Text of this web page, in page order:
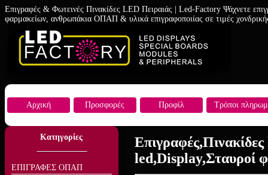
Επιγραφές & Φωτεινές Πινακίδες LED Πειραιάς | Led-Factory Ψάχνετε
φαρμακείων, ανθρωπάκια ΟΠΑΠ & υλικά επιγραφοποιίας σε τιμές
Αρχική Προσφορές Προφίλ Τρόποι
Κατηγορίες
ΕΠΙΓΡΑΦΕΣ ΟΠΑΠ
led,Display,Σταυροί